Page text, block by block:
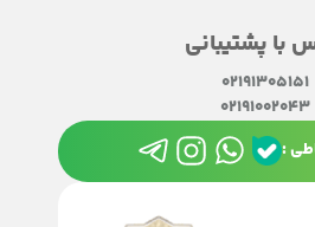
با پشتیبانی
02191305151
02191002043
: